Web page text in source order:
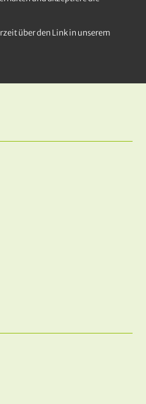
über den Link in unserem